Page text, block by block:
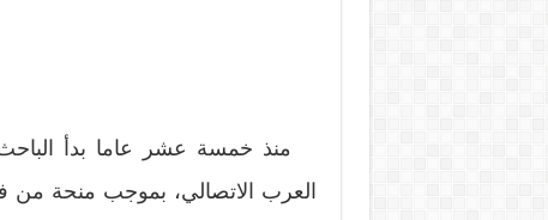
منذ خمسة عشر عاما بدأ
العرب الاتصالي، بموجب منحة